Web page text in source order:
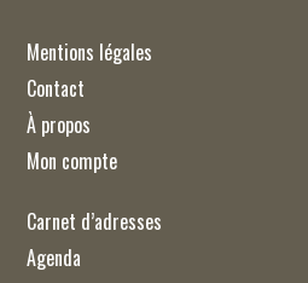
Mentions légales
Contact
À propos
Mon compte
Carnet d’adresses
Agenda